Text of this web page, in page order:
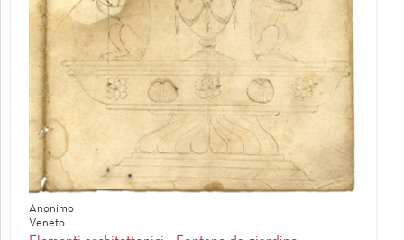
Anonimo
Veneto